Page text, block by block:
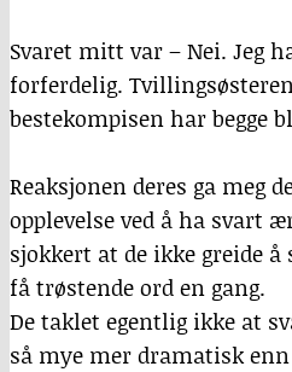
Svaret mitt var – Nei. Jeg
forferdelig.
bestekompisen har begge
Reaksjonen deres ga meg
opplevelse ved å ha svart
sjokkert at de ikke greide å
få trøstende ord en gang.
De taklet egentlig ikke at
så mye mer dramatisk enn